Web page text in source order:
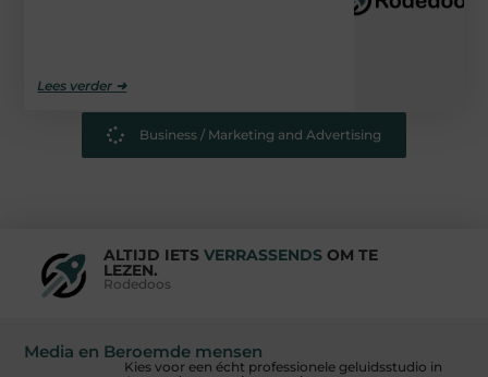
Lees verder ➜
Business / Marketing and Advertising
ALTIJD IETS VERRASSENDSOM TE
LEZEN.
Rodedoos
Media en Beroemde mensen
Kies voor een écht professionele geluidsstudio in